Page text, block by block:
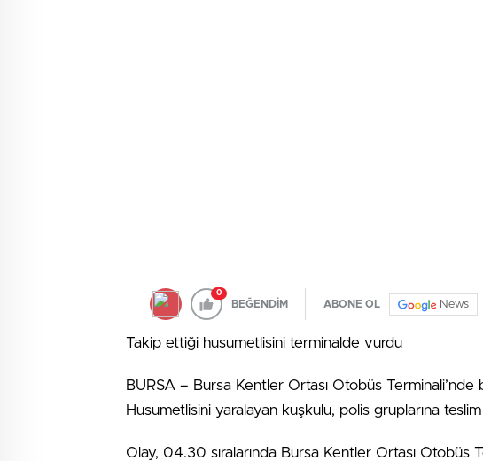
0
BEĞENDİM ABONE OL News
Takip ettiği husumetlisini terminalde vurdu
BURSA – Bursa Kentler Ortası Otobüs Terminali’nde
Husumetlisini yaralayan kuşkulu, polis gruplarına
Olay, 04.30 sıralarında Bursa Kentler Ortası Otobüs